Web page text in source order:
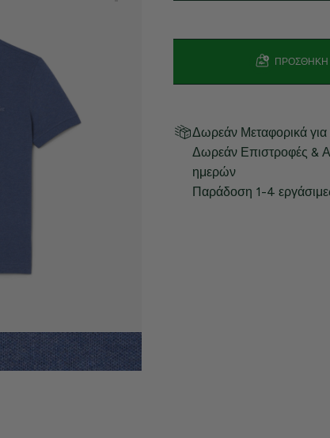
ΠΡΟΣΘΉΚΗ
Δωρεάν Μεταφορικά
Δωρεάν Επιστροφές &
ημερών
Παράδοση 1-4